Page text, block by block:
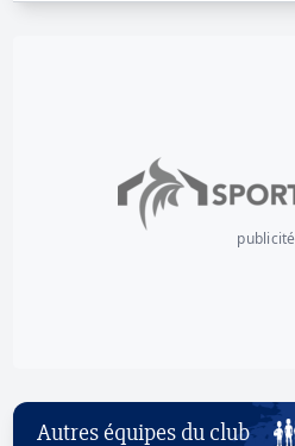
publicité
Autres équipes du club